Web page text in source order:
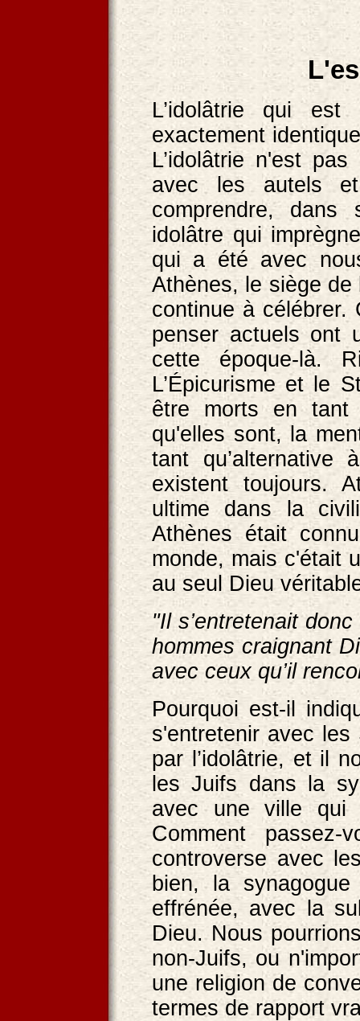
L’idolâtrie qui est
exactement
L’idolâtrie n'est
avec les autels
comprendre, dans
idolâtre qui
qui a été avec
Athènes, le siège de
continue à célébrer.
penser actuels ont
cette époque-là.
L’Épicurisme et le
être morts en tant
qu'elles sont, la
tant qu’alternative
existent toujours.
ultime dans la
Athènes était
monde, mais c'était
au seul Dieu
"Il s’entretenait
hommes craignant
avec ceux qu’il
Pourquoi est-il
s'entretenir avec
par l’idolâtrie, et il
les Juifs dans la
avec une ville qui
Comment
controverse avec
bien, la
effrénée, avec la
Dieu. Nous
non-Juifs, ou
une religion de
termes de rapport